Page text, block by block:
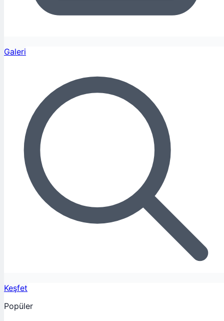
Galeri
Keşfet
Popüler